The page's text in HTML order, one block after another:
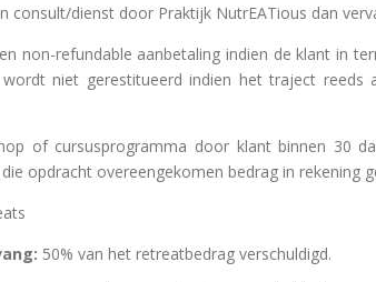
consult/dienst door Praktijk NutrEATious dan
non-refundable aanbetaling indien de klant in
niet gerestitueerd indien het traject reeds
of cursusprogramma door klant binnen 30
opdracht overeengekomen bedrag in rekening
50% van het retreatbedrag verschuldigd.